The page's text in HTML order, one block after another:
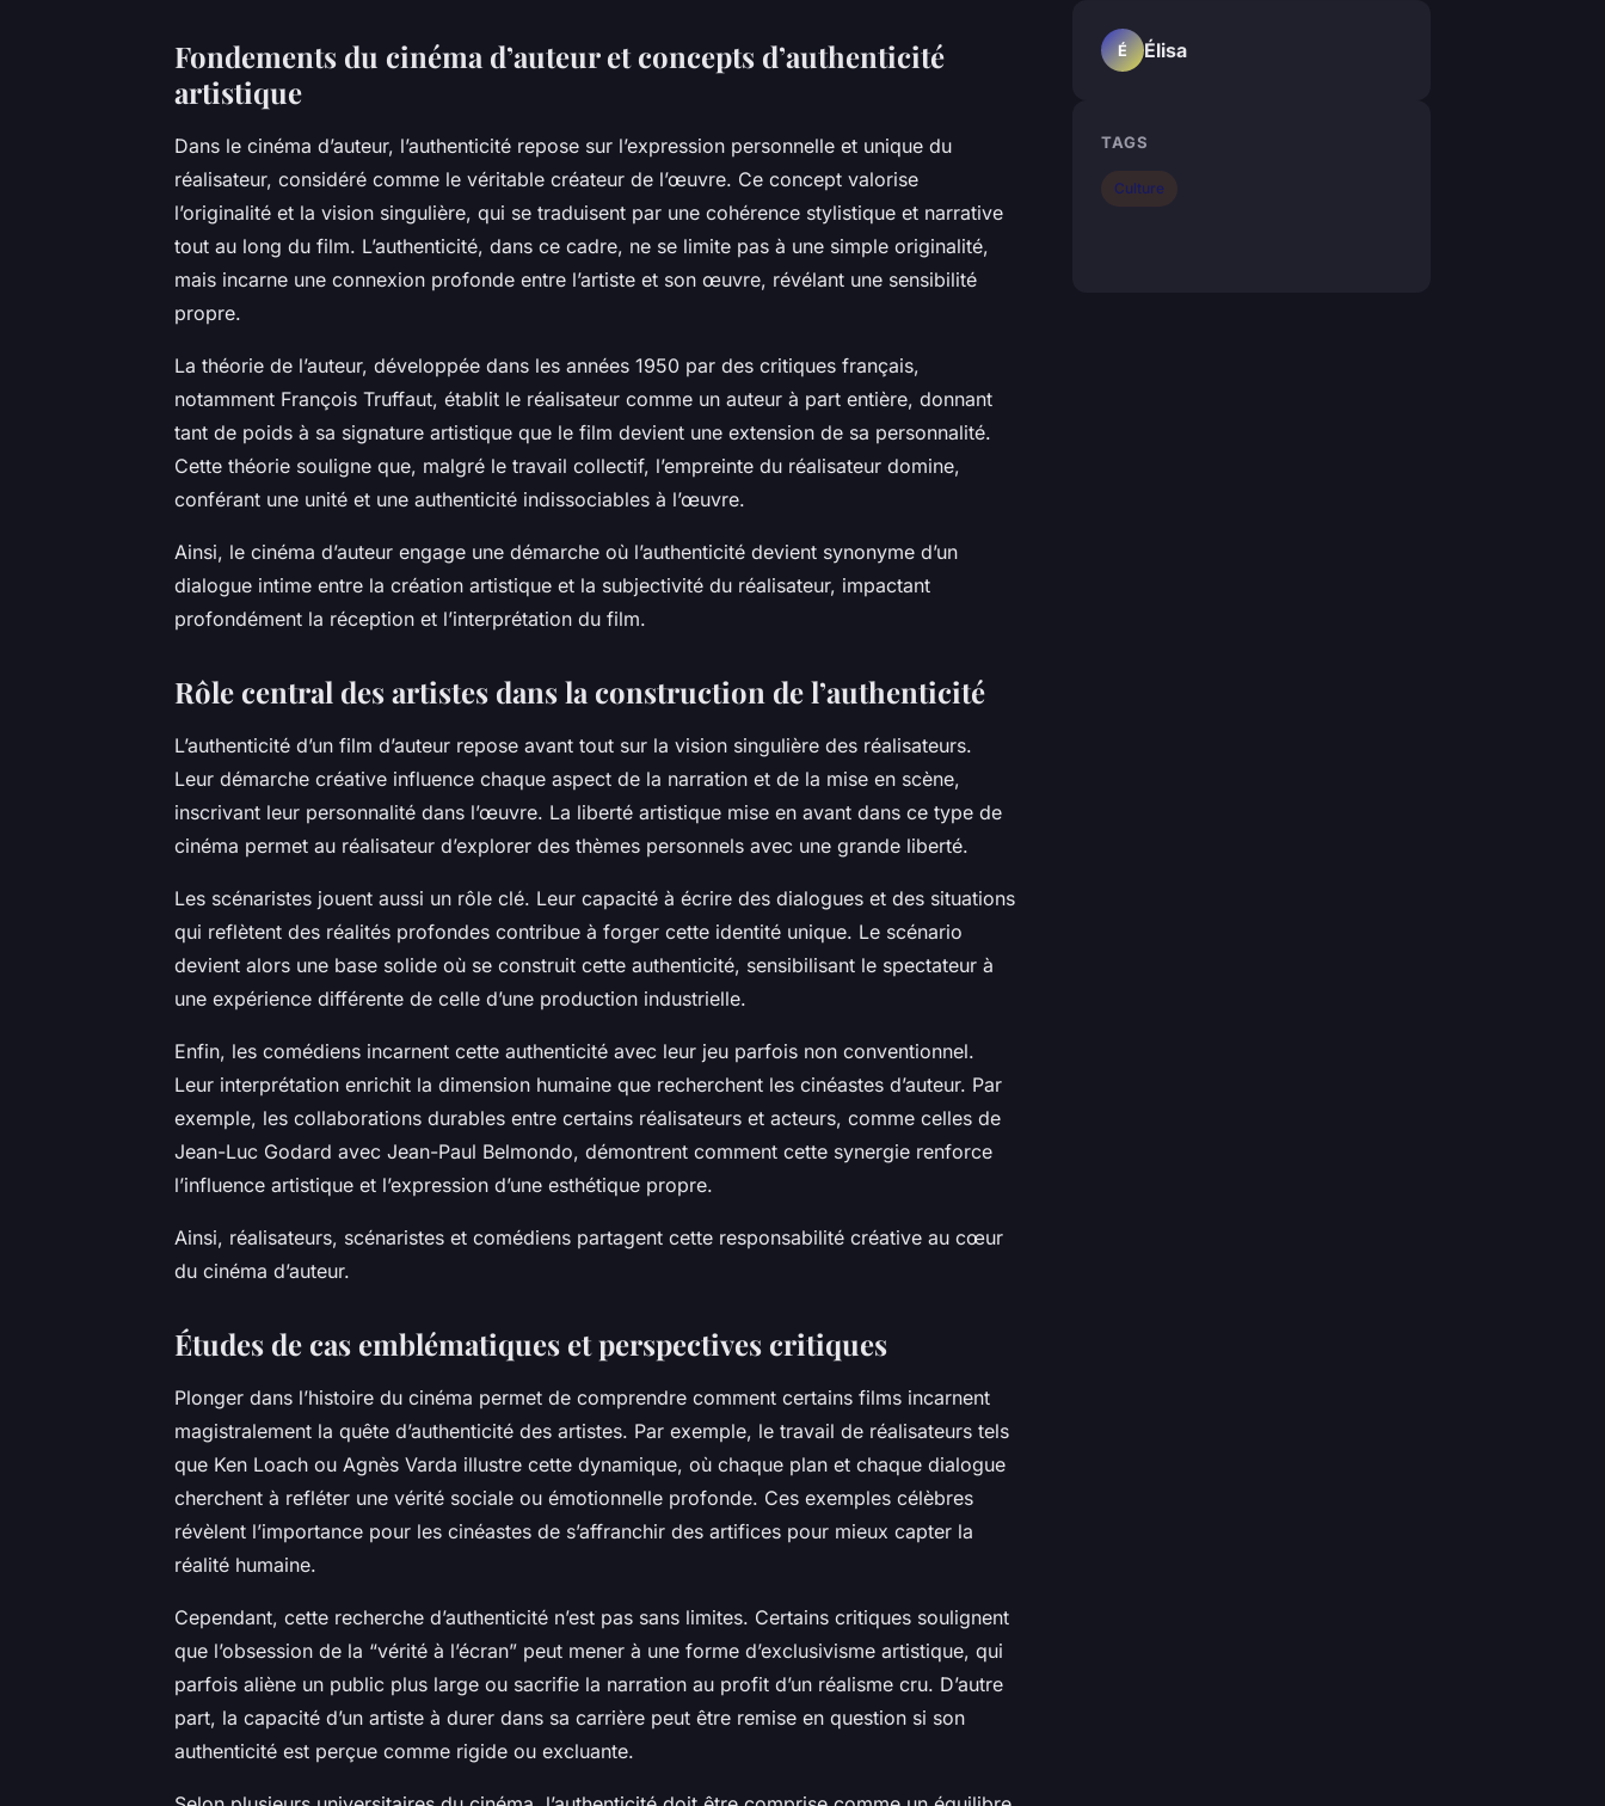
Fondements du cinéma d’auteur et concepts d’authenticité
artistique
Dans le cinéma d’auteur, l’authenticité repose sur l’expression personnelle et unique du
réalisateur, considéré comme le véritable créateur de l’œuvre. Ce concept valorise
l’originalité et la vision singulière, qui se traduisent par une cohérence stylistique et narrative
tout au long du film. L’authenticité, dans ce cadre, ne se limite pas à une simple originalité,
mais incarne une connexion profonde entre l’artiste et son œuvre, révélant une sensibilité
propre.
La théorie de l’auteur, développée dans les années 1950 par des critiques français,
notamment François Truffaut, établit le réalisateur comme un auteur à part entière, donnant
tant de poids à sa signature artistique que le film devient une extension de sa personnalité.
Cette théorie souligne que, malgré le travail collectif, l’empreinte du réalisateur domine,
conférant une unité et une authenticité indissociables à l’œuvre.
Ainsi, le cinéma d’auteur engage une démarche où l’authenticité devient synonyme d’un
dialogue intime entre la création artistique et la subjectivité du réalisateur, impactant
profondément la réception et l’interprétation du film.
Rôle central des artistes dans la construction de l’authenticité
L’authenticité d’un film d’auteur repose avant tout sur la vision singulière des réalisateurs.
Leur démarche créative influence chaque aspect de la narration et de la mise en scène,
inscrivant leur personnalité dans l’œuvre. La liberté artistique mise en avant dans ce type de
cinéma permet au réalisateur d’explorer des thèmes personnels avec une grande liberté.
Les scénaristes jouent aussi un rôle clé. Leur capacité à écrire des dialogues et des situations
qui reflètent des réalités profondes contribue à forger cette identité unique. Le scénario
devient alors une base solide où se construit cette authenticité, sensibilisant le spectateur à
une expérience différente de celle d’une production industrielle.
Enfin, les comédiens incarnent cette authenticité avec leur jeu parfois non conventionnel.
Leur interprétation enrichit la dimension humaine que recherchent les cinéastes d’auteur. Par
exemple, les collaborations durables entre certains réalisateurs et acteurs, comme celles de
Jean-Luc Godard avec Jean-Paul Belmondo, démontrent comment cette synergie renforce
l’influence artistique et l’expression d’une esthétique propre.
Ainsi, réalisateurs, scénaristes et comédiens partagent cette responsabilité créative au cœur
du cinéma d’auteur.
Études de cas emblématiques et perspectives critiques
Plonger dans l’histoire du cinéma permet de comprendre comment certains films incarnent
magistralement la quête d’authenticité des artistes. Par exemple, le travail de réalisateurs tels
que Ken Loach ou Agnès Varda illustre cette dynamique, où chaque plan et chaque dialogue
cherchent à refléter une vérité sociale ou émotionnelle profonde. Ces exemples célèbres
révèlent l’importance pour les cinéastes de s’affranchir des artifices pour mieux capter la
réalité humaine.
Cependant, cette recherche d’authenticité n’est pas sans limites. Certains critiques soulignent
que l’obsession de la “vérité à l’écran” peut mener à une forme d’exclusivisme artistique, qui
parfois aliène un public plus large ou sacrifie la narration au profit d’un réalisme cru. D’autre
part, la capacité d’un artiste à durer dans sa carrière peut être remise en question si son
authenticité est perçue comme rigide ou excluante.
É Élisa
TAGS
Culture